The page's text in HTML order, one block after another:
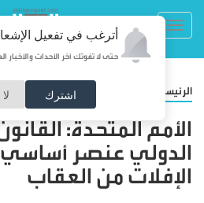
أترغب في تفعيل
حتى لا تفوتك آخر الأحداث والأخبار
اشترك الرئيسية
الأمم المتحدة:
الدولي عنصر
الإفلات من العقاب